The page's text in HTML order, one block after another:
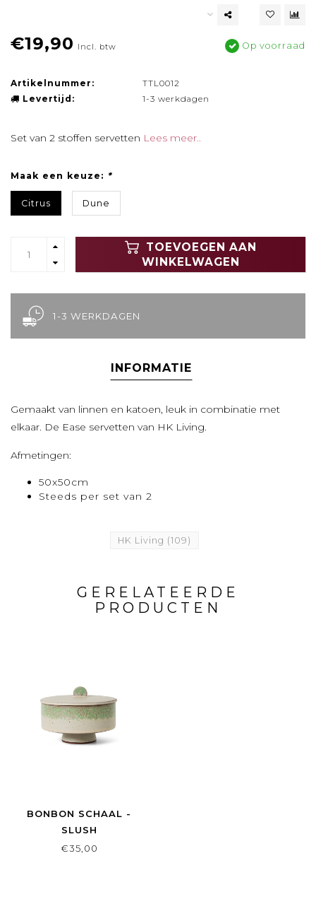
€19,90 Incl. btw Op voorraad
Artikelnummer:
TTL0012
Levertijd:
1-3 werkdagen
Set van 2 stoffen servetten Lees meer..
Maak een keuze: *
Citrus Dune
TOEVOEGEN AAN
WINKELWAGEN
1-3 WERKDAGEN
INFORMATIE
Gemaakt van linnen en katoen, leuk in combinatie met
elkaar. De Ease servetten van HK Living.
Afmetingen:
50x50cm
Steeds per set van 2
HK Living (109)
GERELATEERDE
PRODUCTEN
BONBON SCHAAL -
SLUSH
€35,00